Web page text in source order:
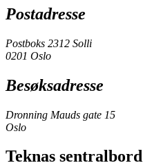
Postadresse
Postboks 2312 Solli
0201 Oslo
Besøksadresse
Dronning Mauds gate 15
Oslo
Teknas sentralbord